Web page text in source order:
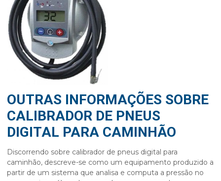
OUTRAS INFORMAÇÕES SOBRE
CALIBRADOR DE PNEUS
DIGITAL PARA CAMINHÃO
Discorrendo sobre calibrador de pneus digital para
caminhão, descreve-se como um equipamento produzido a
partir de um sistema que analisa e computa a pressão no